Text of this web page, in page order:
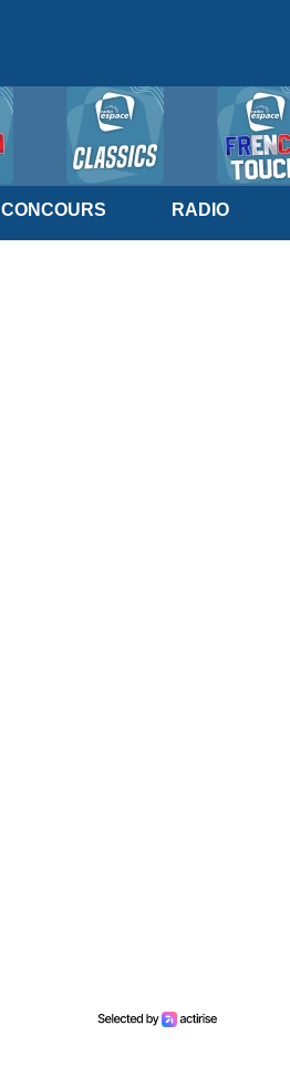
CONCOURS RADIO